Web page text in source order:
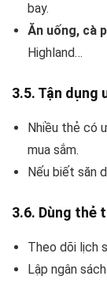
bay.
Ăn uống, cà
Highland…
3.5. Tận dụng
Nhiều thẻ có
mua sắm.
Nếu biết săn
3.6. Dùng thẻ
Theo dõi lịch
Lập ngân